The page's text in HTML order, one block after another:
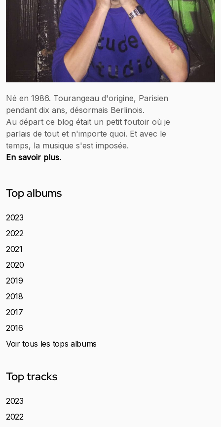
Né en 1986. Tourangeau d'origine, Parisien
pendant dix ans, désormais Berlinois.
Au départ ce blog était un petit foutoir où je
parlais de tout et n'importe quoi. Et avec le
temps, la musique s'est imposée.
En savoir plus.
Top albums
2023
2022
2021
2020
2019
2018
2017
2016
Voir tous les tops albums
Top tracks
2023
2022